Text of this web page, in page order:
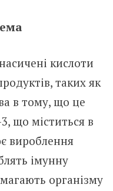
кислоти
таких як
в тому, що це
що міститься в
вироблення
імунну
організму